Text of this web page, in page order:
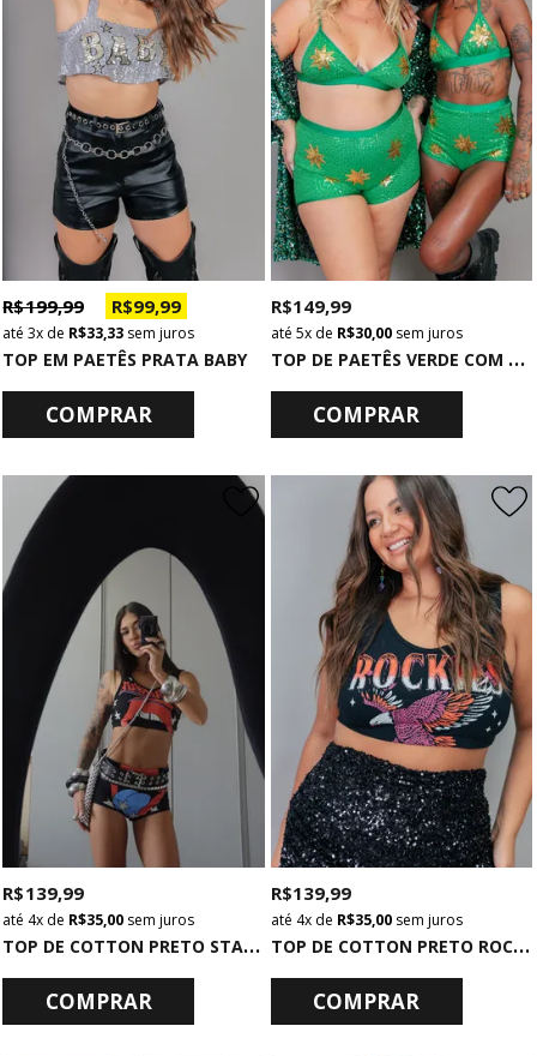
TOP EM PAETÊS PRATA BABY
R$ 199,99 R$ 99,99
3x de R$ 33,33 sem juros
COMPRAR
T
OP DE PAETÊS VERDE COM ESTRELAS DOURADAS
R$ 149,99
5xde R$ 30,00sem juros
COMPRAR
T
OP DE COTTON PRETO STARBORN
R$ 139,99
4x de R$ 35,00 sem juros
COMPRAR
T
OP DE COTTON PRETO ROCKIES
R$ 139,99
4xde R$ 35,00sem juros
COMPRAR